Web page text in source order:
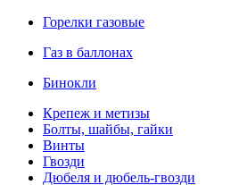
Горелки газовые
Газ в баллонах
Бинокли
Крепеж и метизы
Болты, шайбы, гайки
Винты
Гвозди
Дюбеля и дюбель-гвозди